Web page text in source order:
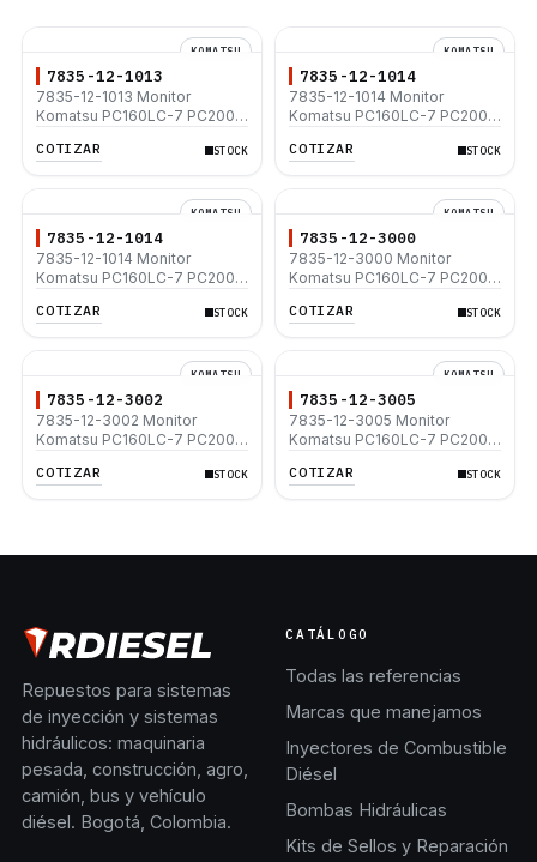
KOMATSU
7835-12-1013
7835-12-1013 Monitor
Komatsu PC160LC-7 PC200-
COTIZAR STOCK
KOMATSU
7835-12-1014
7835-12-1014 Monitor
Komatsu PC160LC-7 PC200-
COTIZAR STOCK
KOMATSU
7835-12-1014
7835-12-1014 Monitor
Komatsu PC160LC-7 PC200-
COTIZAR STOCK
KOMATSU
7835-12-3000
7835-12-3000 Monitor
Komatsu PC160LC-7 PC200-
COTIZAR STOCK
KOMATSU
7835-12-3002
7835-12-3002 Monitor
Komatsu PC160LC-7 PC200-
COTIZAR STOCK
KOMATSU
7835-12-3005
7835-12-3005 Monitor
Komatsu PC160LC-7 PC200-
COTIZAR STOCK
Repuestos para sistemas
de inyección y sistemas
hidráulicos: maquinaria
pesada, construcción, agro,
camión, bus y vehículo
diésel. Bogotá, Colombia.
CATÁLOGO
Todas las referencias
Marcas que manejamos
Inyectores de Combustible
Diésel
Bombas Hidráulicas
Kits de Sellos y Reparación